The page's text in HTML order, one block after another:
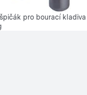
pro bourací kladiva